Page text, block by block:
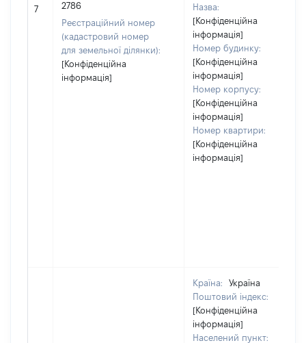
7
2786
Реєстраційний номер
(кадастровий номер
для земельної ділянки):
[Конфіденційна
інформація]
Назва:
[Конфіденційна
інформація]
Номер будинку:
[Конфіденційна
інформація]
Номер корпусу:
[Конфіденційна
інформація]
Номер квартири:
[Конфіденційна
інформація]
Країна:
Україна
Поштовий індекс:
[Конфіденційна
інформація]
Населений пункт: